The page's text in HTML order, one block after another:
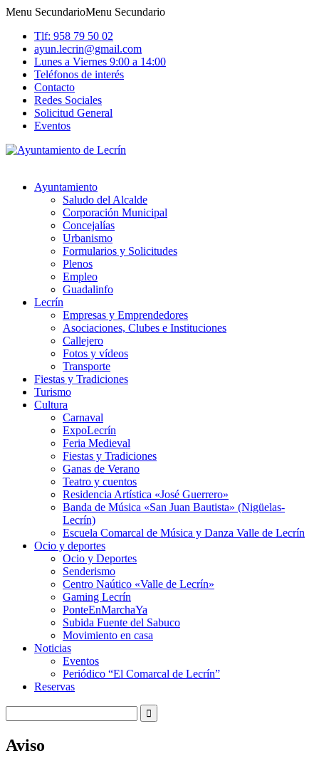
Menu SecundarioMenu Secundario
Tlf: 958 79 50 02
ayun.lecrin@gmail.com
Lunes a Viernes 9:00 a 14:00
Teléfonos de interés
Contacto
Redes Sociales
Solicitud General
Eventos
Ayuntamiento
Saludo del Alcalde
Corporación Municipal
Concejalías
Urbanismo
Formularios y Solicitudes
Plenos
Empleo
Guadalinfo
Lecrín
Empresas y Emprendedores
Asociaciones, Clubes e Instituciones
Callejero
Fotos y vídeos
Transporte
Fiestas y Tradiciones
Turismo
Cultura
Carnaval
ExpoLecrín
Feria Medieval
Fiestas y Tradiciones
Ganas de Verano
Teatro y cuentos
Residencia Artística «José Guerrero»
Banda de Música «San Juan Bautista» (Nigüelas-
Lecrín)
Escuela Comarcal de Música y Danza Valle de Lecrín
Ocio y deportes
Ocio y Deportes
Senderismo
Centro Naútico «Valle de Lecrín»
Gaming Lecrín
PonteEnMarchaYa
Subida Fuente del Sabuco
Movimiento en casa
Noticias
Eventos
Periódico “El Comarcal de Lecrín”
Reservas
Aviso